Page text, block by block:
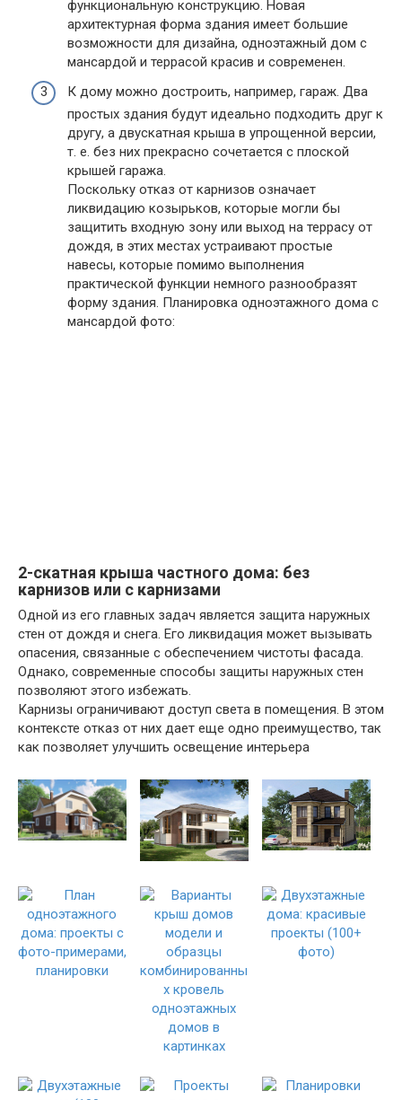
функциональную конструкцию. Новая
архитектурная форма здания имеет большие
возможности для дизайна, одноэтажный дом с
мансардой и террасой красив и современен.
К дому можно достроить, например, гараж. Два
простых здания будут идеально подходить друг к
другу, а двускатная крыша в упрощенной версии,
т. е. без них прекрасно сочетается с плоской
крышей гаража.
Поскольку отказ от карнизов означает
ликвидацию козырьков, которые могли бы
защитить входную зону или выход на террасу от
дождя, в этих местах устраивают простые
навесы, которые помимо выполнения
практической функции немного разнообразят
форму здания. Планировка одноэтажного дома с
мансардой фото:
2-скатная крыша частного дома: без
карнизов или с карнизами
Одной из его главных задач является защита наружных
стен от дождя и снега. Его ликвидация может вызывать
опасения, связанные с обеспечением чистоты фасада.
Однако, современные способы защиты наружных стен
позволяют этого избежать.
Карнизы ограничивают доступ света в помещения. В этом
контексте отказ от них дает еще одно преимущество, так
как позволяет улучшить освещение интерьера